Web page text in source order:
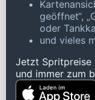
geöffnet“,
oder
und vieles
Jetzt Spritpreise
und immer zum